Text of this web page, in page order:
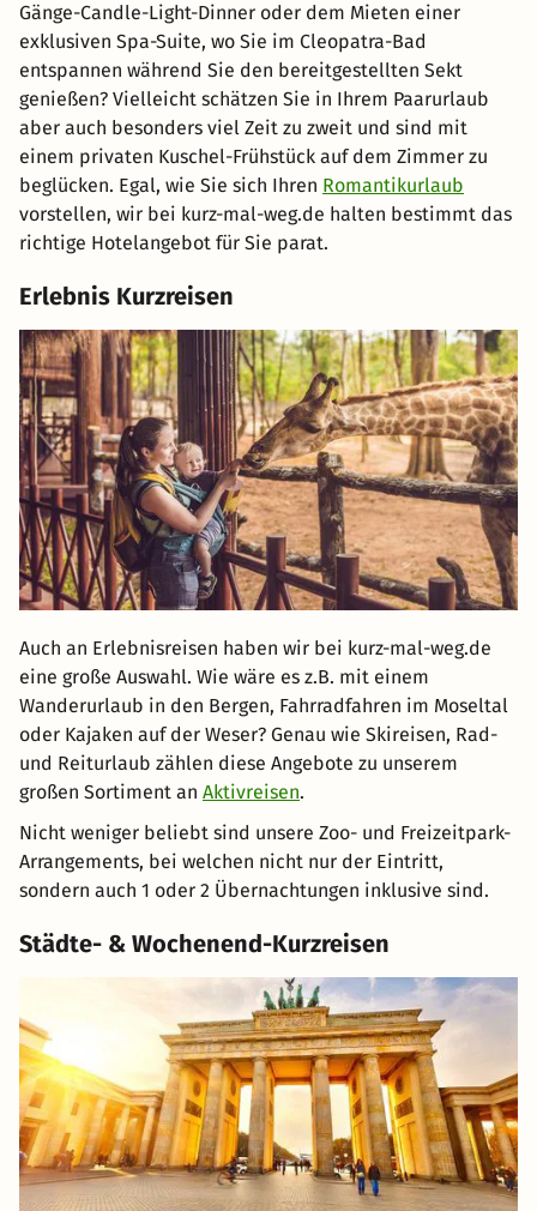
Gänge-Candle-Light-Dinner oder dem Mieten einer
exklusiven Spa-Suite, wo Sie im Cleopatra-Bad
entspannen während Sie den bereitgestellten Sekt
genießen? Vielleicht schätzen Sie in Ihrem Paarurlaub
aber auch besonders viel Zeit zu zweit und sind mit
einem privaten Kuschel-Frühstück auf dem Zimmer zu
beglücken. Egal, wie Sie sich Ihren Romantikurlaub
vorstellen, wir bei kurz-mal-weg.de halten bestimmt das
richtige Hotelangebot für Sie parat.
Erlebnis Kurzreisen
Auch an Erlebnisreisen haben wir bei kurz-mal-weg.de
eine große Auswahl. Wie wäre es z.B. mit einem
Wanderurlaub in den Bergen, Fahrradfahren im Moseltal
oder Kajaken auf der Weser? Genau wie Skireisen, Rad-
und Reiturlaub zählen diese Angebote zu unserem
großen Sortiment an Aktivreisen.
Nicht weniger beliebt sind unsere Zoo- und Freizeitpark-
Arrangements, bei welchen nicht nur der Eintritt,
sondern auch 1 oder 2 Übernachtungen inklusive sind.
Städte- & Wochenend-Kurzreisen